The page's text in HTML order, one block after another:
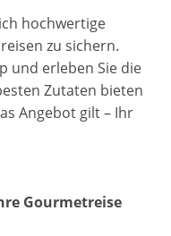
hochwertige
zu sichern.
und erleben Sie die
Zutaten bieten
Angebot gilt – Ihr
Gourmetreise